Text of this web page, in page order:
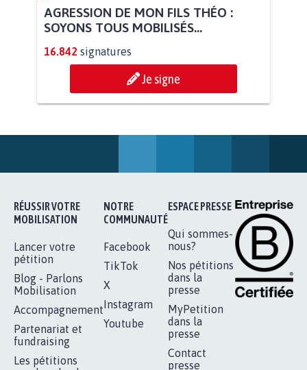
AGRESSION DE MON FILS THÉO :
Je signe
RÉUSSIR VOTRE
MOBILISATION
ESPACE PRESSE
Qui sommes-